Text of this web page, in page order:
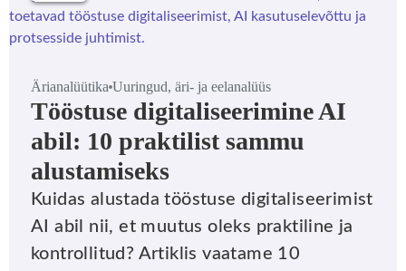
Ärianalüütika Uuringud, äri- ja eelanalüüs
Tööstuse digitaliseerimine AI
abil: 10 praktilist sammu
alustamiseks
Kuidas alustada tööstuse digitaliseerimist
AI abil nii, et muutus oleks praktiline ja
kontrollitud? Artiklis vaatame 10